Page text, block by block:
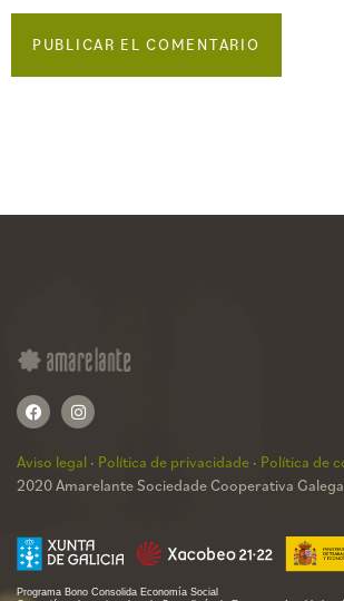
Aviso legal · Política de privacidade · Política de
2020 Amarelante Sociedade Cooperativa Galega